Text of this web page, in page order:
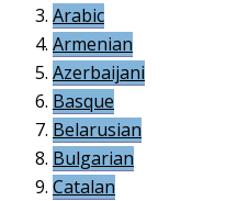
Arabic
Armenian
Azerbaijani
Basque
Belarusian
Bulgarian
Catalan